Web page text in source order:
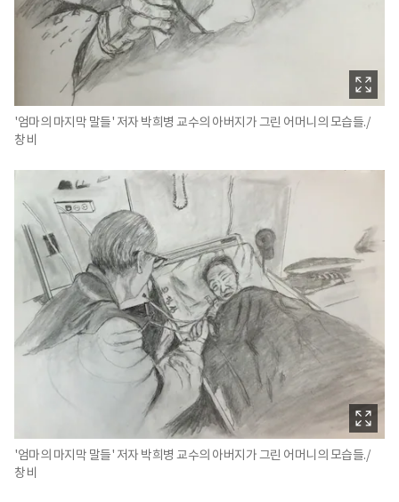
'엄마의 마지막 말들' 저자 박희병 교수의 아버지가 그린 어머니의 모습들./
창비
'엄마의 마지막 말들' 저자 박희병 교수의 아버지가 그린 어머니의 모습들./
창비